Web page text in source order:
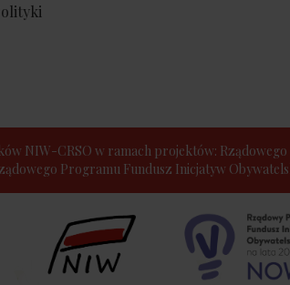
NIW-CRSO w ramach projektów:
Programu Fundusz Inicjatyw